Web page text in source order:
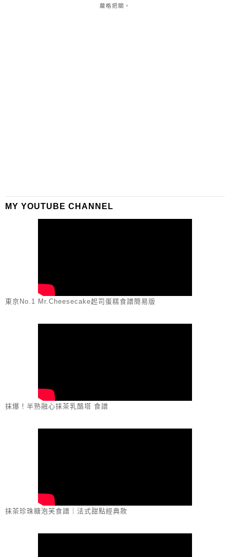
嚴格把關。
MY YOUTUBE CHANNEL
東京No.1 Mr.Cheesecake起司蛋糕食譜簡易版
抹爆！半熟融心抹茶乳酪塔 食譜
抹茶珍珠糖泡芙食譜｜法式甜點經典款